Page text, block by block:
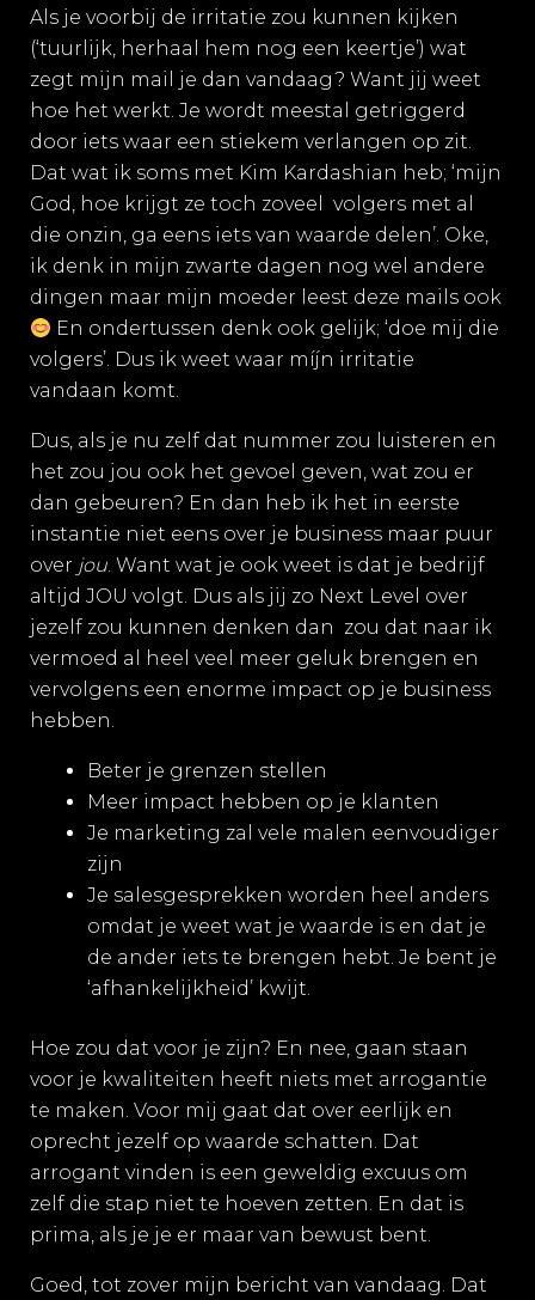
Als je voorbij de irritatie zou kunnen kijken
(‘tuurlijk, herhaal hem nog een keertje’) wat
zegt mijn mail je dan vandaag? Want jij weet
hoe het werkt. Je wordt meestal getriggerd
door iets waar een stiekem verlangen op zit.
Dat wat ik soms met Kim Kardashian heb; ‘mijn
God, hoe krijgt ze toch zoveel volgers met al
die onzin, ga eens iets van waarde delen’. Oke,
ik denk in mijn zwarte dagen nog wel andere
dingen maar mijn moeder leest deze mails ook
En ondertussen denk ook gelijk; ‘doe mij die
volgers’. Dus ik weet waar míjn irritatie
vandaan komt.
Dus, als je nu zelf dat nummer zou luisteren en
het zou jou ook het gevoel geven, wat zou er
dan gebeuren? En dan heb ik het in eerste
instantie niet eens over je business maar puur
over jou. Want wat je ook weet is dat je bedrijf
altijd JOU volgt. Dus als jij zo Next Level over
jezelf zou kunnen denken dan zou dat naar ik
vermoed al heel veel meer geluk brengen en
vervolgens een enorme impact op je business
hebben.
Beter je grenzen stellen
Meer impact hebben op je klanten
Je marketing zal vele malen eenvoudiger
zijn
Je salesgesprekken worden heel anders
omdat je weet wat je waarde is en dat je
de ander iets te brengen hebt. Je bent je
‘afhankelijkheid’ kwijt.
Hoe zou dat voor je zijn? En nee, gaan staan
voor je kwaliteiten heeft niets met arrogantie
te maken. Voor mij gaat dat over eerlijk en
oprecht jezelf op waarde schatten. Dat
arrogant vinden is een geweldig excuus om
zelf die stap niet te hoeven zetten. En dat is
prima, als je je er maar van bewust bent.
Goed, tot zover mijn bericht van vandaag. Dat